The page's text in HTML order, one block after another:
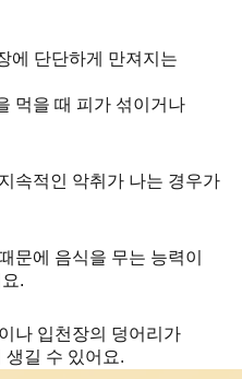
에 단단하게 만져지는
먹을 때 피가 섞이거나
속적인 악취가 나는 경우가
문에 음식을 무는 능력이
.
나 입천장의 덩어리가
생길 수 있어요.